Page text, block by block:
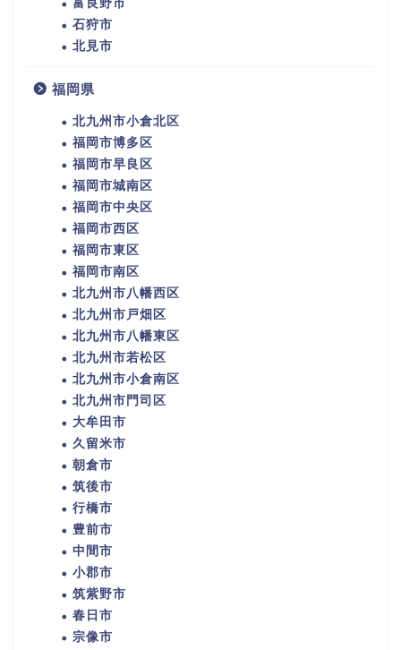
富良野市
石狩市
北見市
福岡県
北九州市小倉北区
福岡市博多区
福岡市早良区
福岡市城南区
福岡市中央区
福岡市西区
福岡市東区
福岡市南区
北九州市八幡西区
北九州市戸畑区
北九州市八幡東区
北九州市若松区
北九州市小倉南区
北九州市門司区
大牟田市
久留米市
朝倉市
筑後市
行橋市
豊前市
中間市
小郡市
筑紫野市
春日市
宗像市